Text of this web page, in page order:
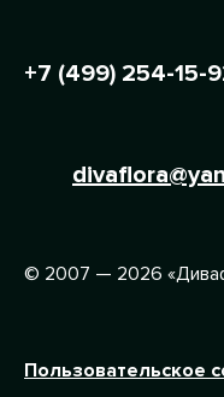
+7 (499) 254-15-
© 2007 — 2026
Пользовательское